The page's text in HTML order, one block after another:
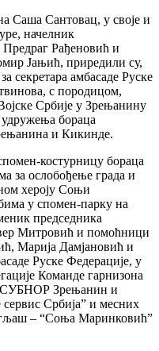
Саша Сантовац, у своје и
начелник
Рађеновић и
Јањић, приредили су,
секретара амбасаде Руске
с породицом,
Србије у Зрењанину
бораца
и Кикинде.
костурницу бораца
за ослобођење града и
хероју Соњи
у спомен-парку на
председника
Митровић и помоћници
Марија Дамјановић и
Руске Федерације, у
Команде гарнизона
СУБНОР Зрењанин и
Србија” и месних
– “Соња Маринковић”